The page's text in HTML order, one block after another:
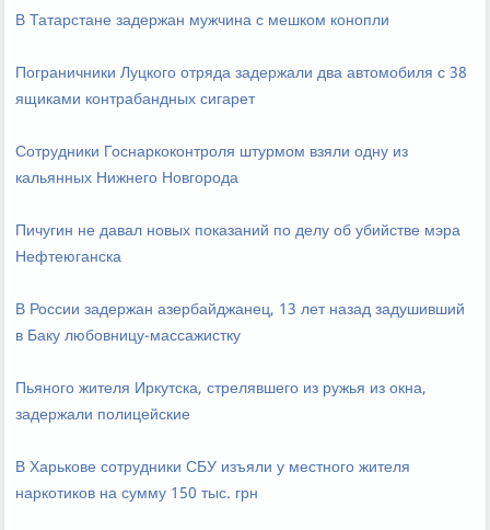
В Татарстане задержан мужчина с мешком конопли
Пограничники Луцкого отряда задержали два автомобиля с 38
ящиками контрабандных сигарет
Сотрудники Госнаркоконтроля штурмом взяли одну из
кальянных Нижнего Новгорода
Пичугин не давал новых показаний по делу об убийстве мэра
Нефтеюганска
В России задержан азербайджанец, 13 лет назад задушивший
в Баку любовницу-массажистку
Пьяного жителя Иркутска, стрелявшего из ружья из окна,
задержали полицейские
В Харькове сотрудники СБУ изъяли у местного жителя
наркотиков на сумму 150 тыс. грн